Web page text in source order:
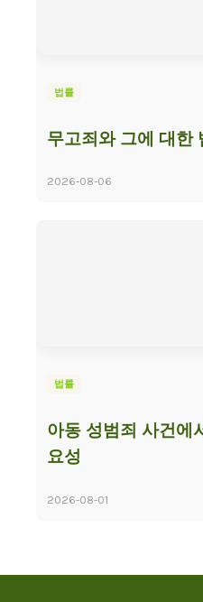
법률
무고죄와 그에 대한
2026-08-06
법률
아동 성범죄 사건에
요성
2026-08-01